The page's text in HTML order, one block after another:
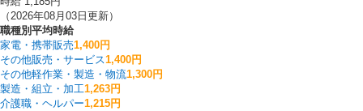
（2026年08月03日更新）
職種別平均時給
家電・携帯販売1,400円
その他販売・サービス1,400円
その他軽作業・製造・物流1,300円
製造・組立・加工1,263円
介護職・ヘルパー1,215円